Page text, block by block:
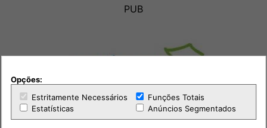
PUB
Opções:
Estritamente Necessários
Funções Totais
Estatísticas
Anúncios Segmentados